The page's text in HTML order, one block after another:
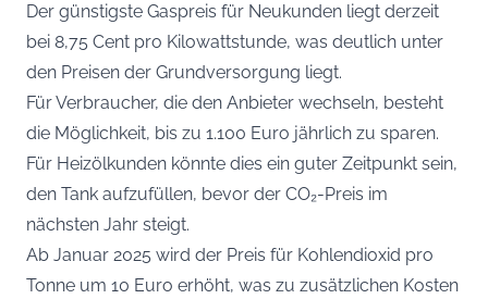
Der günstigste Gaspreis für Neukunden liegt derzeit
bei 8,75 Cent pro Kilowattstunde, was deutlich unter
den Preisen der Grundversorgung liegt.
Für Verbraucher, die den Anbieter wechseln, besteht
die Möglichkeit, bis zu 1.100 Euro jährlich zu sparen.
Für Heizölkunden könnte dies ein guter Zeitpunkt sein,
den Tank aufzufüllen, bevor der CO₂-Preis im
nächsten Jahr steigt.
Ab Januar 2025 wird der Preis für Kohlendioxid pro
Tonne um 10 Euro erhöht, was zu zusätzlichen Kosten